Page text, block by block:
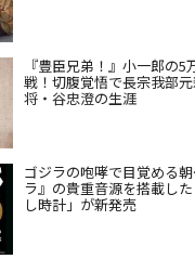
『豊臣兄弟！』小一郎の
戦！切腹覚悟で長宗我部
将・谷忠澄の生涯
ゴジラの咆哮で目覚める
ラ』の貴重音源を搭載し
し時計」が新発売